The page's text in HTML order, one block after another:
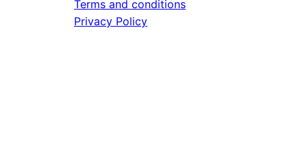
Terms and conditions
Privacy Policy